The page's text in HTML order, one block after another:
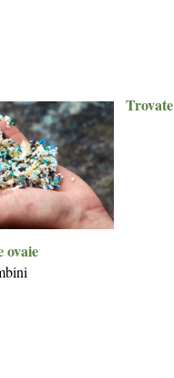
Trovate
ovaie